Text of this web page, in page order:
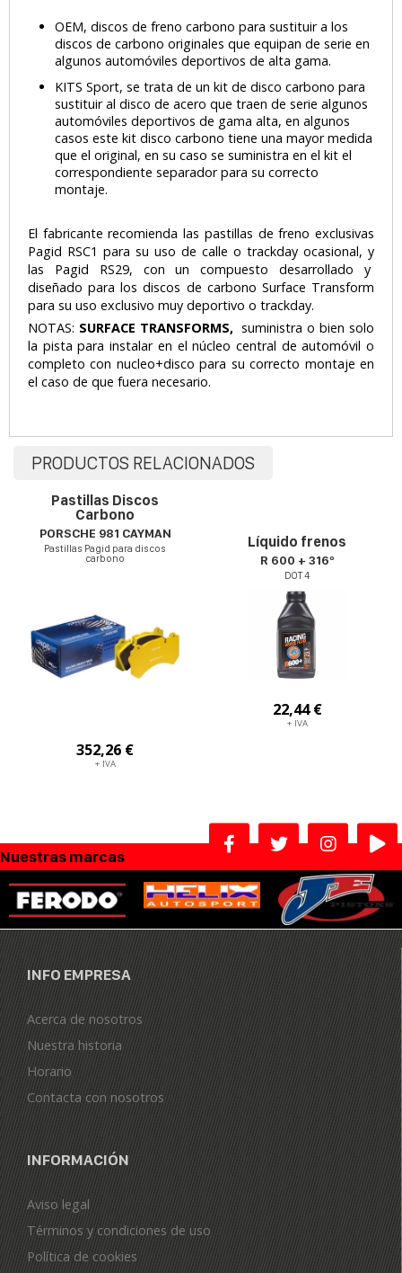
OEM, discos de freno carbono para sustituir a los
discos de carbono originales que equipan de serie en
algunos automóviles deportivos de alta gama.
KITS Sport, se trata de un kit de disco carbono para
sustituir al disco de acero que traen de serie algunos
automóviles deportivos de gama alta, en algunos
casos este kit disco carbono tiene una mayor medida
que el original, en su caso se suministra en el kit el
correspondiente separador para su correcto
montaje.
El fabricante recomienda las pastillas de freno exclusivas
Pagid RSC1 para su uso de calle o trackday ocasional, y
las Pagid RS29, con un compuesto desarrollado y
diseñado para los discos de carbono Surface Transform
para su uso exclusivo muy deportivo o trackday.
NOTAS: SURFACE TRANSFORMS, suministra o bien solo
la pista para instalar en el núcleo central de automóvil o
completo con nucleo+disco para su correcto montaje en
el caso de que fuera necesario.
PRODUCTOS RELACIONADOS
Pastillas Discos
Carbono
PORSCHE 981 CAYMAN
Pastillas Pagid para discos
carbono
352,26 €
+ IVA
Líquido frenos
R 600 + 316º
DOT 4
22,44 €
+ IVA
Nuestras marcas
INFO EMPRESA
Acerca de nosotros
Nuestra historia
Horario
Contacta con nosotros
INFORMACIÓN
Aviso legal
Términos y condiciones de uso
Política de cookies